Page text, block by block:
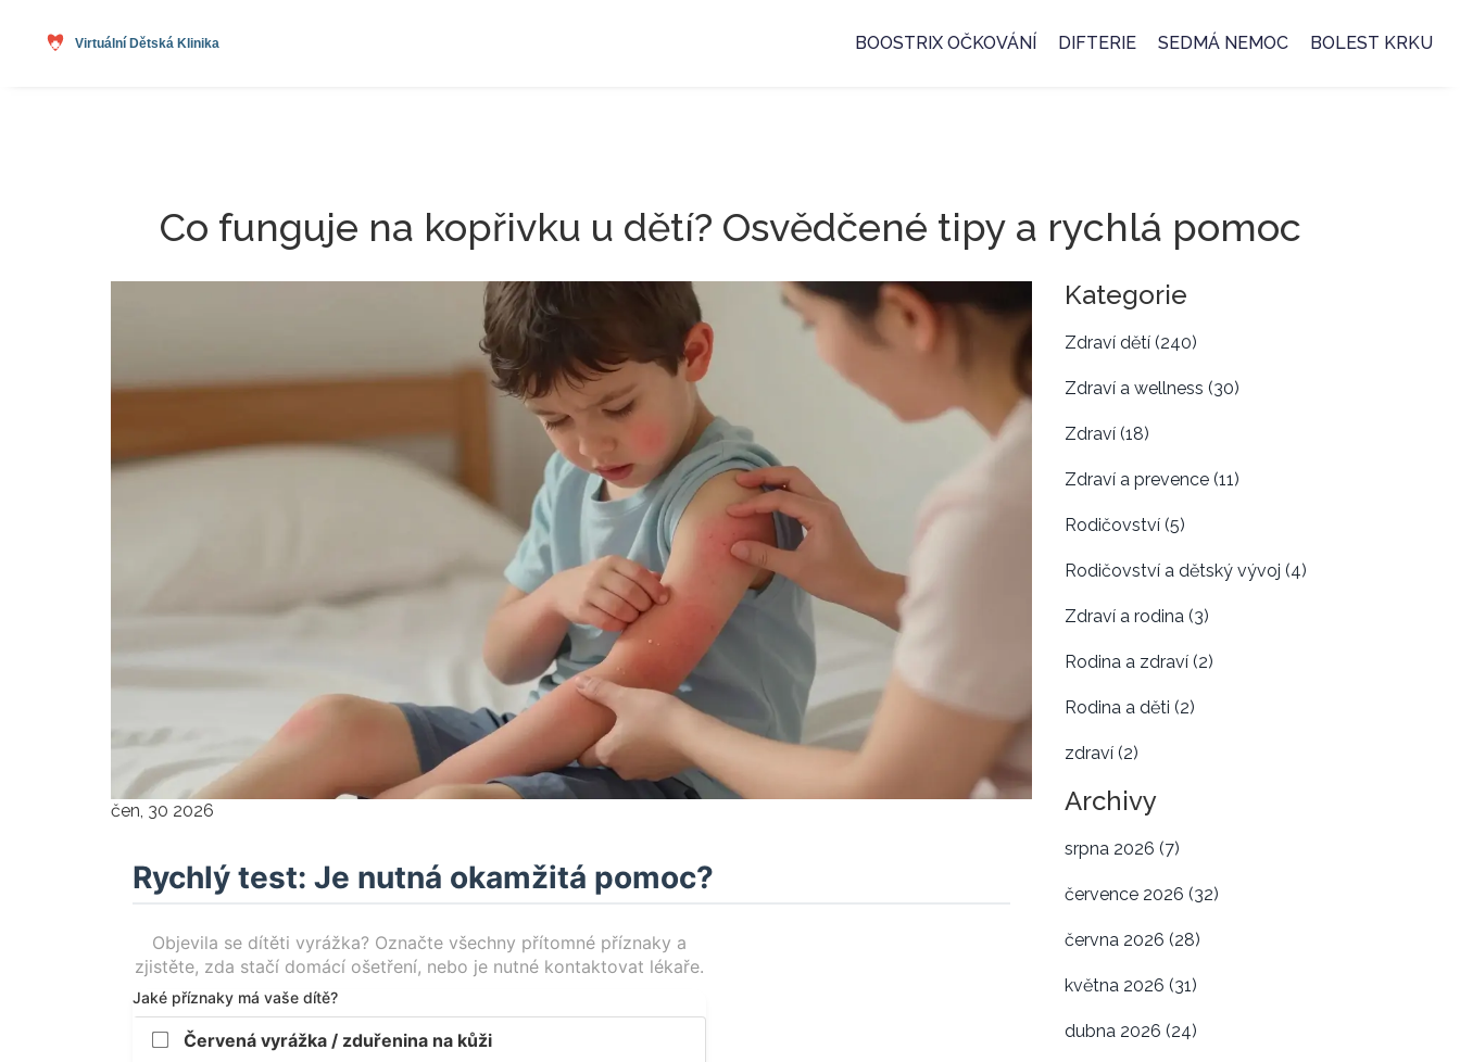
BOOSTRIX OČKOVÁNÍ DIFTERIE SEDMÁ NEMOC BOLEST KRKU
Co funguje na kopřivku u dětí? Osvědčené tipy a rychlá pomoc
čen, 30 2026
Rychlý test: Je nutná okamžitá pomoc?
Objevila se dítěti vyrážka? Označte všechny přítomné příznaky a
zjistěte, zda stačí domácí ošetření, nebo je nutné kontaktovat lékaře.
Jaké příznaky má vaše dítě?
Červená vyrážka / zduřenina na kůži
Kategorie
Zdraví dětí (240)
Zdraví a wellness (30)
Zdraví (18)
Zdraví a prevence (11)
Rodičovství (5)
Rodičovství a dětský vývoj (4)
Zdraví a rodina (3)
Rodina a zdraví (2)
Rodina a děti (2)
zdraví (2)
Archivy
srpna 2026 (7)
července 2026 (32)
června 2026 (28)
května 2026 (31)
dubna 2026 (24)